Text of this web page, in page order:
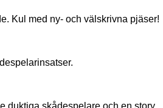
Kul med ny- och välskrivna pjäser!
duktiga skådespelare och en story